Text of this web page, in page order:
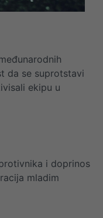
da se suprotstavi
ekipu u
i doprinos
mladim